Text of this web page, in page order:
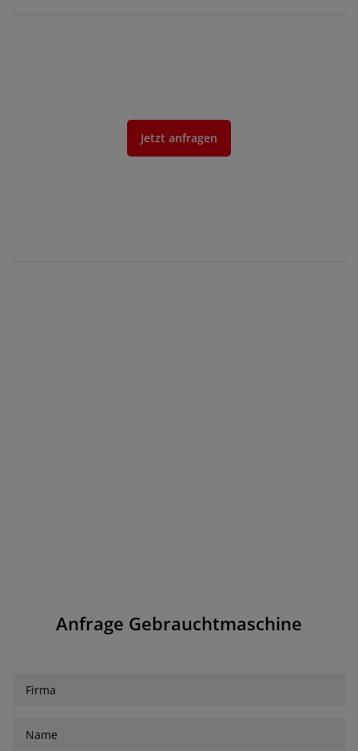
Jetzt anfragen
Anfrage Gebrauchtmaschine